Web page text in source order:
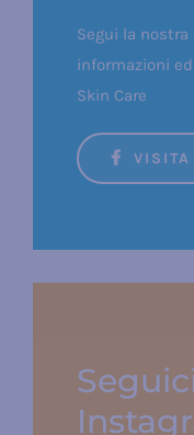
Segui la
informazioni
Skin Care
VISITA